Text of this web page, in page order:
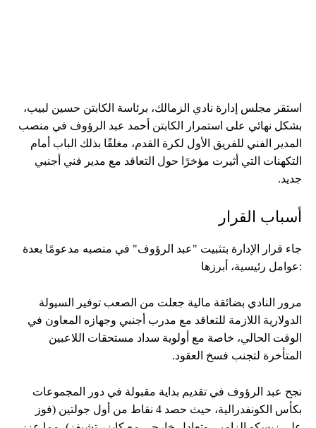
استقر مجلس إدارة نادي الزمالك، برئاسة الكابتن حسين لبيب،
بشكل نهائي على استمرار الكابتن أحمد عبد الرؤوف في منصب
المدير الفني للفريق الأول لكرة القدم، مغلقًا بذلك الباب أمام
التكهنات التي أثيرت مؤخرًا حول التعاقد مع مدير فني أجنبي
جديد.
​أسباب القرار
​جاء قرار الإدارة بتثبيت "عبد الرؤوف" في منصبه مدعومًا بعدة
عوامل رئيسية، أبرزها:
مرور النادي بضائقة مالية جعلت من الصعب توفير السيولة
الدولارية اللازمة للتعاقد مع مدرب أجنبي وجهازه المعاون في
الوقت الحالي، خاصة مع أولوية سداد مستحقات اللاعبين
المتأخرة لتجنب فسخ العقود.
​نجح عبد الرؤوف في تقديم بداية مقبولة في دور المجموعات
بكأس الكونفدرالية، حيث حصد 4 نقاط من أول جولتين (فوز